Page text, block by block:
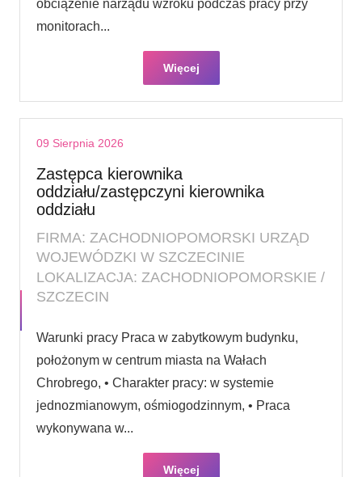
obciążenie narządu wzroku podczas pracy przy
monitorach...
Więcej
09 Sierpnia 2026
Zastępca kierownika
oddziału/zastępczyni kierownika
oddziału
FIRMA: ZACHODNIOPOMORSKI URZĄD
WOJEWÓDZKI W SZCZECINIE
LOKALIZACJA: ZACHODNIOPOMORSKIE /
SZCZECIN
Warunki pracy Praca w zabytkowym budynku,
położonym w centrum miasta na Wałach
Chrobrego, • Charakter pracy: w systemie
jednozmianowym, ośmiogodzinnym, • Praca
wykonywana w...
Więcej